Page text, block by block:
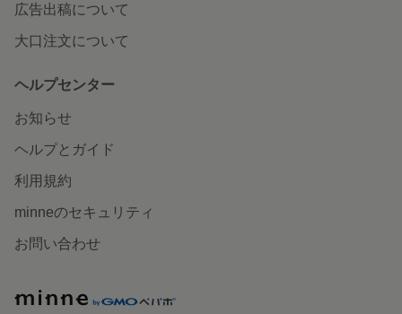
広告出稿について
大口注文について
ヘルプセンター
お知らせ
ヘルプとガイド
利用規約
minneのセキュリティ
お問い合わせ